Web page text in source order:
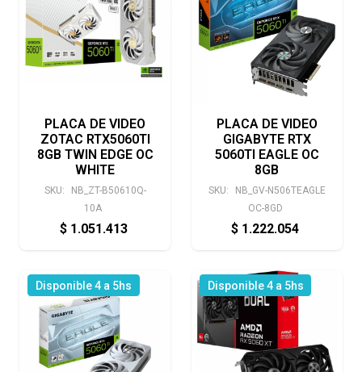
PLACA DE VIDEO
ZOTAC RTX5060TI
8GB TWIN EDGE OC
WHITE
SKU:
NB_ZT-B50610Q-
10A
$ 1.051.413
PLACA DE VIDEO
GIGABYTE RTX
5060TI EAGLE OC
8GB
SKU:
NB_GV-N506TEAGLE
OC-8GD
$ 1.222.054
Disponible 4 a 5hs Disponible 4 a 5hs